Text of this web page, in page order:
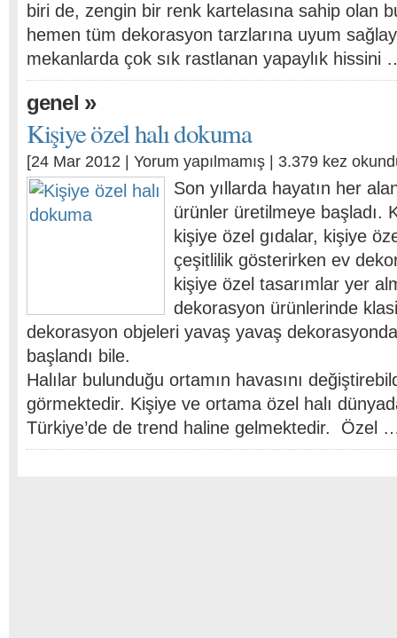
biri de, zengin bir renk kartelasına sahip olan
hemen tüm dekorasyon tarzlarına uyum
mekanlarda çok sık rastlanan yapaylık hissini
genel »
Kişiye özel halı dokuma
[24 Mar 2012 | Yorum yapılmamış | 3.379 kez
Son yıllarda hayatın her
ürünler üretilmeye başladı.
kişiye özel gıdalar, kişiye
çeşitlilik gösterirken ev
kişiye özel tasarımlar yer
dekorasyon ürünlerinde
dekorasyon objeleri yavaş yavaş
başlandı bile.
Halılar bulunduğu ortamın havasını
görmektedir. Kişiye ve ortama özel halı
Türkiye’de de trend haline gelmektedir. Özel